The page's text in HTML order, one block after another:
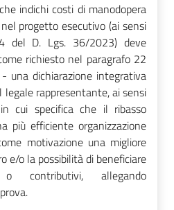
indichi costi di manodopera
progetto esecutivo (ai sensi
del D. Lgs. 36/2023) deve
richiesto nel paragrafo 22
una dichiarazione integrativa
rappresentante, ai sensi
cui specifica che il ribasso
più efficiente organizzazione
motivazione una migliore
e/o la possibilità di beneficiare
allegando